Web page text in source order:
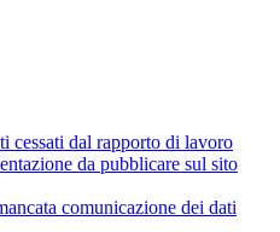
cessati dal rapporto di lavoro
da pubblicare sul sito
comunicazione dei dati